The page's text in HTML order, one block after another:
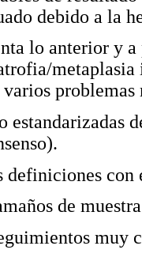
debido a la
lo anterior y a
metaplasia
estandarizadas
definiciones con
de
muy